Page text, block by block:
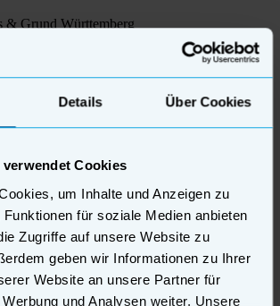
Details Über Cookies
verwendet Cookies
um Inhalte und Anzeigen zu
für soziale Medien anbieten
Zugriffe auf unsere Website zu
geben wir Informationen zu Ihrer
Website an unsere Partner für
und Analysen weiter. Unsere
& Grund Württemberg
Fachzeitschrift
Haus & Grund
zu allen Themen rund um die eigene
und mehr
und Vermietern wichtige Dokumente
Mietverträge, Formulare zur
Mietanpassungen,
oder Übergabe von Wohnungen.
Sie hier Infoblätter und mehr zu relevanten